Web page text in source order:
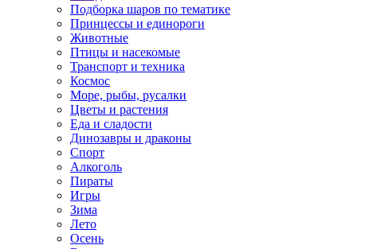
Подборка шаров по тематике
Принцессы и единороги
Животные
Птицы и насекомые
Транспорт и техника
Космос
Море, рыбы, русалки
Цветы и растения
Еда и сладости
Динозавры и драконы
Спорт
Алкоголь
Пираты
Игры
Зима
Лето
Осень